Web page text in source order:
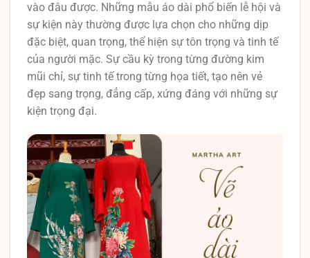
vào đâu được. Những mẫu áo dài phổ biến lễ hội và
sự kiện này thường được lựa chọn cho những dịp
đặc biệt, quan trọng, thể hiện sự tôn trọng và tinh tế
của người mặc. Sự cầu kỳ trong từng đường kim
mũi chỉ, sự tinh tế trong từng họa tiết, tạo nên vẻ
đẹp sang trọng, đẳng cấp, xứng đáng với những sự
kiện trọng đại.